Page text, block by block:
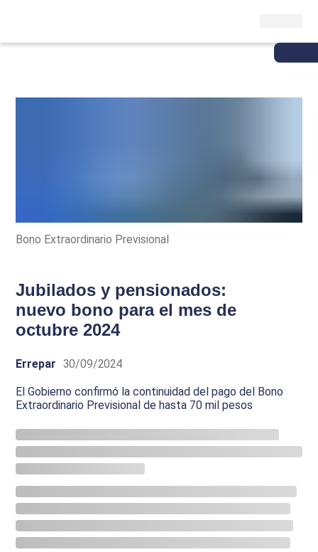
Bono Extraordinario Previsional
Jubilados y pensionados:
nuevo bono para el mes de
octubre 2024
Errepar 30/09/2024
El Gobierno confirmó la continuidad del pago del Bono
Extraordinario Previsional de hasta 70 mil pesos